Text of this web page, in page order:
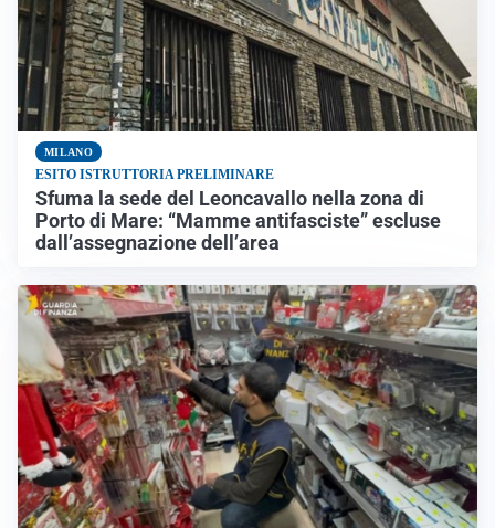
MILANO
ESITO ISTRUTTORIA PRELIMINARE
Sfuma la sede del Leoncavallo nella zona di
Porto di Mare: “Mamme antifasciste” escluse
dall’assegnazione dell’area